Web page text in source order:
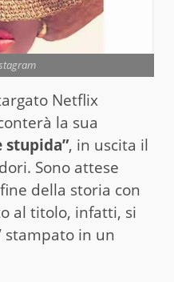
Netflix
la sua
stupida”, in uscita il
Sono attese
della storia con
al titolo, infatti, si
stampato in un